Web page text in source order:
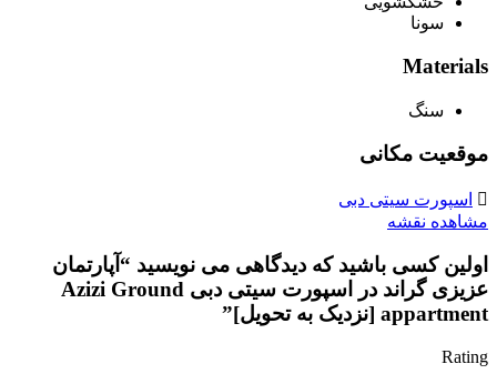
سونا
Materials
سنگ
موقعیت مکانی
اسپورت سیتی دبی
مشاهده نقشه
اولین کسی باشید که دیدگاهی می نویسید “آپارتمان
عزیزی گراند در اسپورت سیتی دبی Azizi Ground
appartment [نزدیک به تحویل]”
Rating